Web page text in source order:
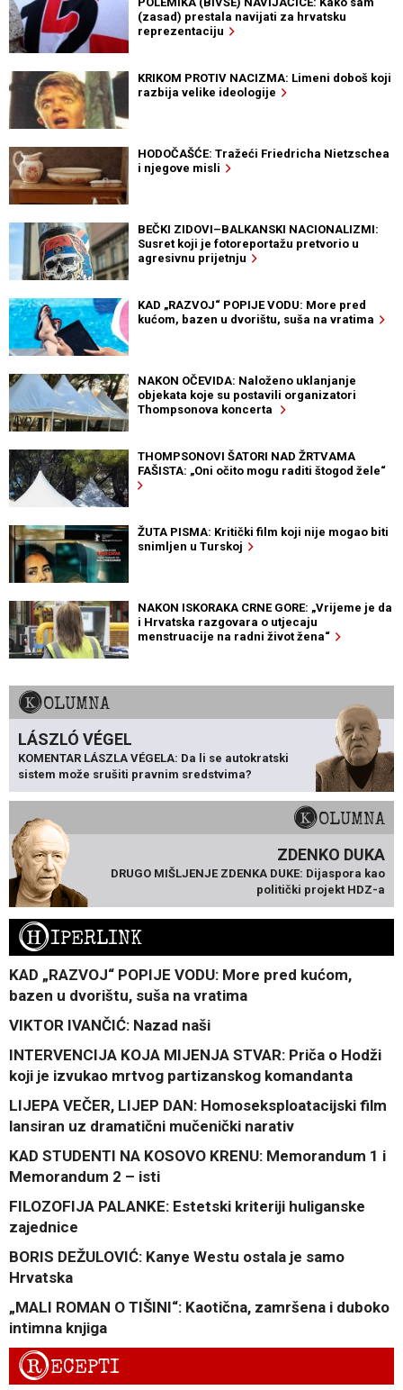
(zasad) prestala navijati za hrvatsku
reprezentaciju
KRIKOM PROTIV NACIZMA: Limeni doboš koji
razbija velike ideologije
HODOČAŠĆE: Tražeći Friedricha Nietzschea
i njegove misli
BEČKI ZIDOVI–BALKANSKI NACIONALIZMI:
Susret koji je fotoreportažu pretvorio u
agresivnu prijetnju
KAD „RAZVOJ“ POPIJE VODU: More pred
kućom, bazen u dvorištu, suša na vratima
NAKON OČEVIDA: Naloženo uklanjanje
objekata koje su postavili organizatori
Thompsonova koncerta
THOMPSONOVI ŠATORI NAD ŽRTVAMA
FAŠISTA: „Oni očito mogu raditi štogod žele“
ŽUTA PISMA: Kritički film koji nije mogao biti
snimljen u Turskoj
NAKON ISKORAKA CRNE GORE: „Vrijeme je da
i Hrvatska razgovara o utjecaju
menstruacije na radni život žena“
KOLUMNA
LÁSZLÓ VÉGEL
KOMENTAR LÁSZLA VÉGELA: Da li se autokratski
sistem može srušiti pravnim sredstvima?
KOLUMNA
ZDENKO DUKA
DRUGO MIŠLJENJE ZDENKA DUKE: Dijaspora kao
politički projekt HDZ-a
HIPERLINK
KAD „RAZVOJ“ POPIJE VODU: More pred kućom,
bazen u dvorištu, suša na vratima
VIKTOR IVANČIĆ: Nazad naši
INTERVENCIJA KOJA MIJENJA STVAR: Priča o Hodži
koji je izvukao mrtvog partizanskog komandanta
LIJEPA VEČER, LIJEP DAN: Homoseksploatacijski film
lansiran uz dramatični mučenički narativ
KAD STUDENTI NA KOSOVO KRENU: Memorandum 1 i
Memorandum 2 – isti
FILOZOFIJA PALANKE: Estetski kriteriji huliganske
zajednice
BORIS DEŽULOVIĆ: Kanye Westu ostala je samo
Hrvatska
„MALI ROMAN O TIŠINI“: Kaotična, zamršena i duboko
intimna knjiga
RECEPTI